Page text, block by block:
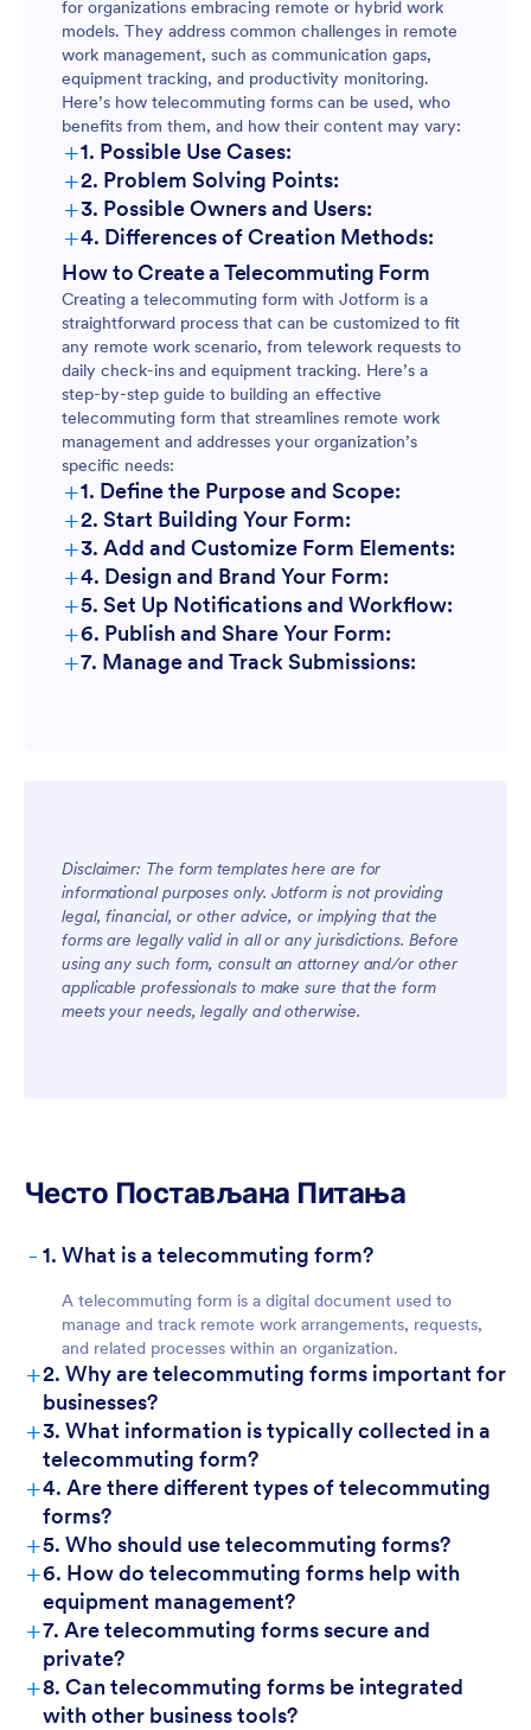
for organizations embracing remote or hybrid work
models. They address common challenges in remote
work management, such as communication gaps,
equipment tracking, and productivity monitoring.
Here’s how telecommuting forms can be used, who
benefits from them, and how their content may vary:
+1. Possible Use Cases:
+2. Problem Solving Points:
+3. Possible Owners and Users:
+4. Differences of Creation Methods:
How to Create a Telecommuting Form
Creating a telecommuting form with Jotform is a
straightforward process that can be customized to fit
any remote work scenario, from telework requests to
daily check-ins and equipment tracking. Here’s a
step-by-step guide to building an effective
telecommuting form that streamlines remote work
management and addresses your organization’s
specific needs:
+1. Define the Purpose and Scope:
+2. Start Building Your Form:
+3. Add and Customize Form Elements:
+4. Design and Brand Your Form:
+5. Set Up Notifications and Workflow:
+6. Publish and Share Your Form:
+7. Manage and Track Submissions:
Disclaimer: The form templates here are for
informational purposes only. Jotform is not providing
legal, financial, or other advice, or implying that the
forms are legally valid in all or any jurisdictions. Before
using any such form, consult an attorney and/or other
applicable professionals to make sure that the form
meets your needs, legally and otherwise.
Често Постављана Питања
- 1. What is a telecommuting form?
A telecommuting form is a digital document used to
manage and track remote work arrangements, requests,
and related processes within an organization.
+2. Why are telecommuting forms important for
businesses?
+3. What information is typically collected in a
telecommuting form?
+4. Are there different types of telecommuting
forms?
+5. Who should use telecommuting forms?
+6. How do telecommuting forms help with
equipment management?
+7. Are telecommuting forms secure and
private?
+8. Can telecommuting forms be integrated
with other business tools?